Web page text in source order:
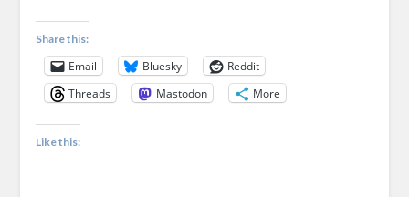
Share this:
Email Bluesky
Reddit
Threads
Mastodon More
Like this: